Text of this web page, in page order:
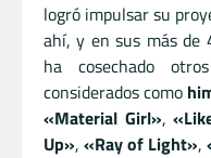
logró impulsar su
ahí, y en sus más de
ha cosechado
considerados como
«Material Girl»,
Up», «Ray of Light»,